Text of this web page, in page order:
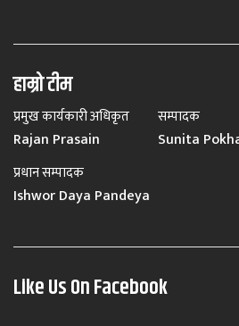
हाम्रो टीम
प्रमुख कार्यकारी अधिकृत
Rajan Prasain
सम्पादक
Sunita
प्रधान सम्पादक
Ishwor Daya Pandeya
Like Us On Facebook